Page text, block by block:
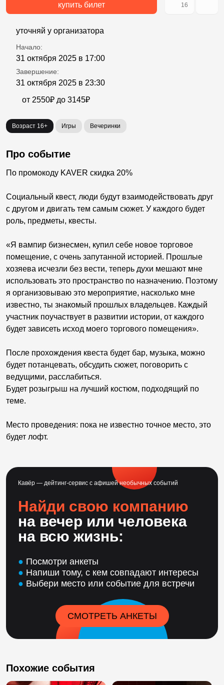
купить билет 16
уточняй у организатора
Начало:
31 октября 2025 в 17:00
Завершение:
31 октября 2025 в 23:30
от 2550₽ до 3145₽
Возраст 16+ Игры Вечеринки
Про событие
По промокоду KAVER скидка 20%
Социальный квест, люди будут взаимодействовать друг
с другом и двигать тем самым сюжет. У каждого будет
роль, предметы, квесты.
«Я вампир бизнесмен, купил себе новое торговое
помещение, с очень запутанной историей. Прошлые
хозяева исчезли без вести, теперь духи мешают мне
использовать это пространство по назначению. Поэтому
я организовываю это мероприятие, насколько мне
известно, ты знакомый прошлых владельцев. Каждый
участник поучаствует в развитии истории, от каждого
будет зависеть исход моего торгового помещения».
После прохождения квеста будет бар, музыка, можно
будет потанцевать, обсудить сюжет, поговорить с
ведущими, расслабиться.
Будет розыгрыш на лучший костюм, подходящий по
теме.
Место проведения: пока не известно точное место, это
будет лофт.
Кавёр — дейтинг-сервис с афишей необычных событий
Найди свою компанию
на вечер или человека
на всю жизнь:
● Посмотри анкеты
● Напиши тому, с кем совпадают интересы
● Выбери место или событие для встречи
СМОТРЕТЬ АНКЕТЫ
Похожие события